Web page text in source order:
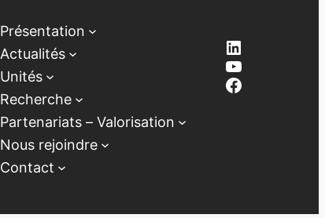
Présentation
Actualités
Unités
Recherche
Partenariats – Valorisation
Nous rejoindre
Contact
LinkedIn
YouTube
Facebook